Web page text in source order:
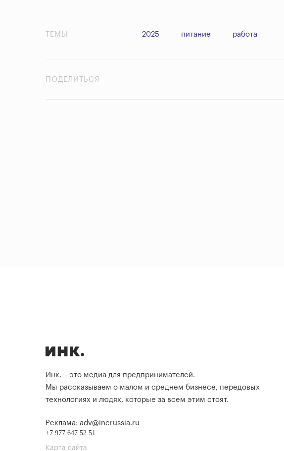
ТЕМЫ 2025 питание работа
ПОДЕЛИТЬСЯ
Инк. – это медиа для предпринимателей.
Мы рассказываем о малом и среднем бизнесе, передовых
технологиях и людях, которые за всем этим стоят.
Реклама: adv@incrussia.ru
+7 977 647 52 51
Карта сайта